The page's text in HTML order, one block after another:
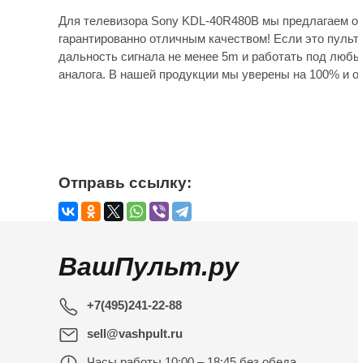
Для телевизора Sony KDL-40R480B мы предлагаем
гарантированно отличным качеством! Если это
дальность сигнала не менее 5m и работать под
аналога. В нашей продукции мы уверены на 100% и
Отправь ссылку:
ВашПульт.ру
+7(495)241-22-88
sell@vashpult.ru